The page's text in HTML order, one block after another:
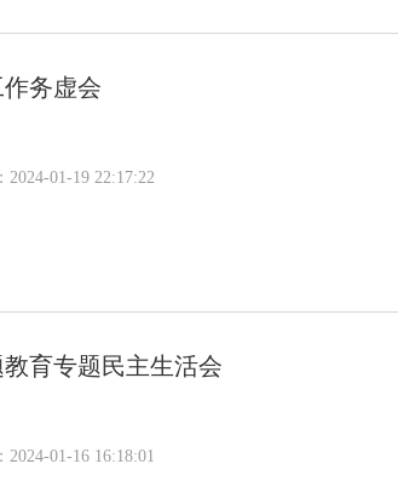
务虚会
2024-01-19 22:17:22
育专题民主生活会
2024-01-16 16:18:01